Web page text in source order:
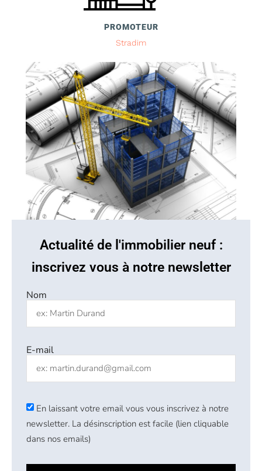
PROMOTEUR
Stradim
Actualité de l'immobilier neuf :
inscrivez vous à notre newsletter
Nom
E-mail
En laissant votre email vous vous inscrivez à notre
newsletter. La désinscription est facile (lien cliquable
dans nos emails)